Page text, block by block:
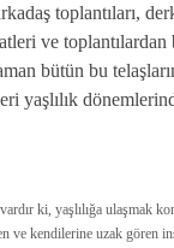
toplantıları,
ve toplantılardan
bütün bu
yaşlılık
ki, yaşlılığa ulaşmak
ve kendilerine uzak gören